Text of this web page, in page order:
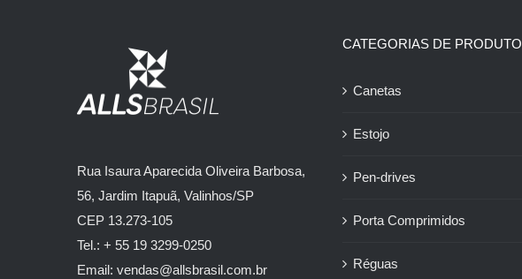
Rua Isaura Aparecida Oliveira Barbosa,
56, Jardim Itapuã, Valinhos/SP
CEP 13.273-105
Tel.: + 55 19 3299-0250
Email: vendas@allsbrasil.com.br
CATEGORIAS DE PRODUTO
Canetas
Estojo
Pen-drives
Porta Comprimidos
Réguas